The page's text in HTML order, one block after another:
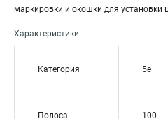
маркировки и окошки для установки
Характеристики
Категория 5e
Полоса
100